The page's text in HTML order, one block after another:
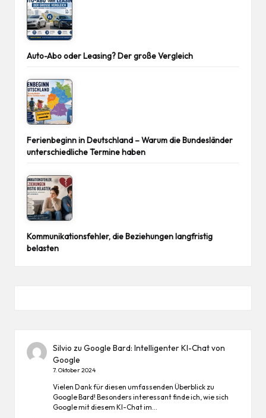
Auto-Abo oder Leasing? Der große Vergleich
Ferienbeginn in Deutschland – Warum die Bundesländer
unterschiedliche Termine haben
Kommunikationsfehler, die Beziehungen langfristig
belasten
Silvio zuGoogle Bard: Intelligenter KI-Chat von
Google
7. Oktober 2024
Vielen Dank für diesen umfassenden Überblick zu
Google Bard! Besonders interessant finde ich, wie sich
Google mit diesem KI-Chat im…